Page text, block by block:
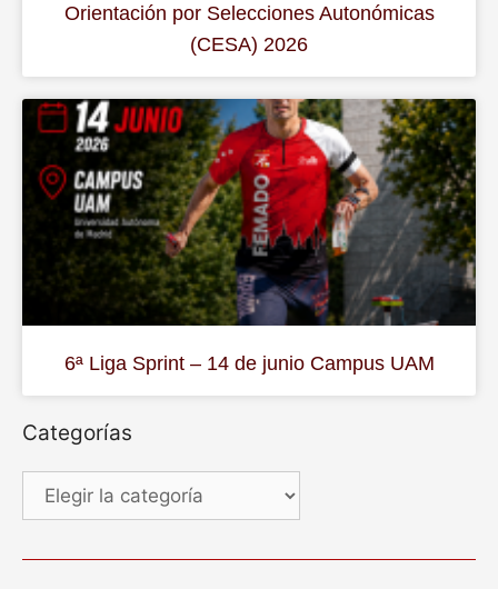
Orientación por Selecciones Autonómicas
(CESA) 2026
6ª Liga Sprint – 14 de junio Campus UAM
Categorías